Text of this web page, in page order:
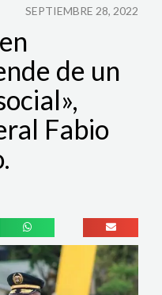
SEPTIEMBRE 28, 2022
de un
Fabio